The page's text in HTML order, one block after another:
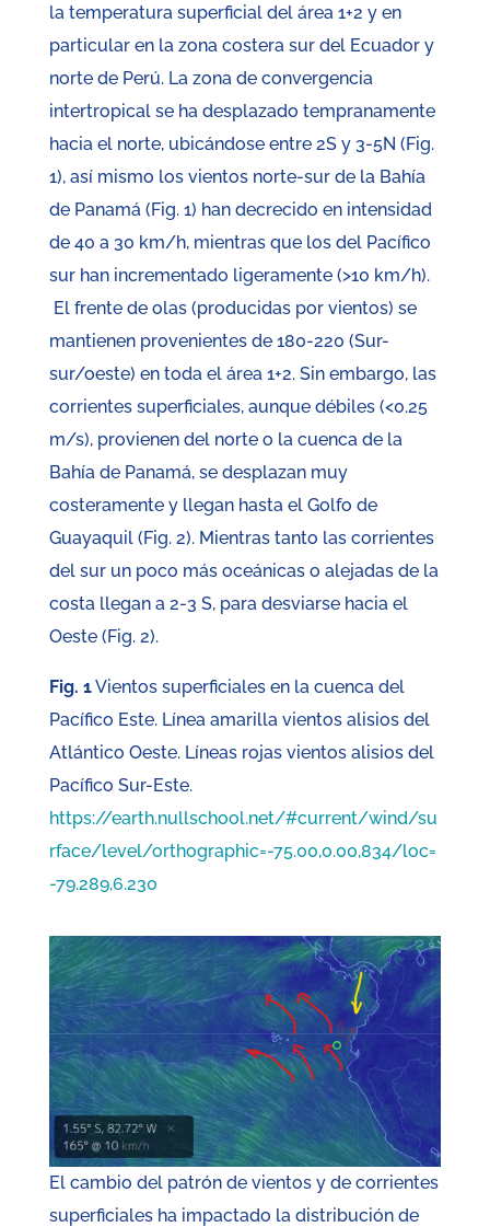
la temperatura superficial del área 1+2 y en
particular en la zona costera sur del Ecuador y
norte de Perú. La zona de convergencia
intertropical se ha desplazado tempranamente
hacia el norte, ubicándose entre 2S y 3-5N (Fig.
1), así mismo los vientos norte-sur de la Bahía
de Panamá (Fig. 1) han decrecido en intensidad
de 40 a 30 km/h, mientras que los del Pacífico
sur han incrementado ligeramente (>10 km/h).
El frente de olas (producidas por vientos) se
mantienen provenientes de 180-220 (Sur-
sur/oeste) en toda el área 1+2. Sin embargo, las
corrientes superficiales, aunque débiles (<0.25
m/s), provienen del norte o la cuenca de la
Bahía de Panamá, se desplazan muy
costeramente y llegan hasta el Golfo de
Guayaquil (Fig. 2). Mientras tanto las corrientes
del sur un poco más oceánicas o alejadas de la
costa llegan a 2-3 S, para desviarse hacia el
Oeste (Fig. 2).
Fig. 1Vientos superficiales en la cuenca del
Pacífico Este. Línea amarilla vientos alisios del
Atlántico Oeste. Líneas rojas vientos alisios del
Pacífico Sur-Este.
https://earth.nullschool.net/#current/wind/su
rface/level/orthographic=-75.00,0.00,834/loc=
-79.289,6.230
El cambio del patrón de vientos y de corrientes
superficiales ha impactado la distribución de